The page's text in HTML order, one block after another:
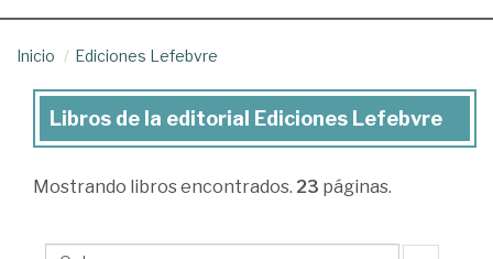
Inicio Ediciones Lefebvre
Libros
la
Libros de la editorial Ediciones Lefebvre
Mostrando libros encontrados. 23 páginas.